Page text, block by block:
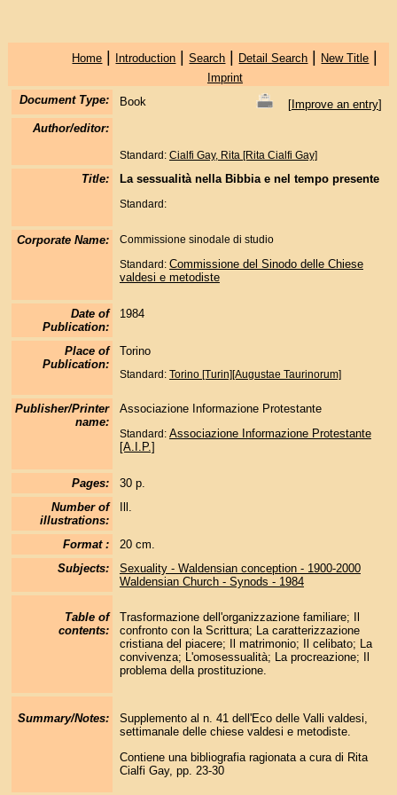
Home | Introduction |Search | Detail Search | New Title |
Imprint
Document Type:
Book [Improve an entry]
Author/editor:
Standard: Cialfi Gay, Rita [Rita Cialfi Gay]
Title: La sessualità nella Bibbia e nel tempo presente
Standard:
Corporate Name: Commissione sinodale di studio
Standard: Commissione del Sinodo delle Chiese
valdesi e metodiste
Date of
Publication:
1984
Place of
Publication:
Torino
Standard: Torino [Turin][Augustae Taurinorum]
Publisher/Printer
name:
Associazione Informazione Protestante
Standard: Associazione Informazione Protestante
[A.I.P.]
Pages:
30 p.
Number of
illustrations:
Ill.
Format :
20 cm.
Subjects:
Sexuality - Waldensian conception - 1900-2000
Waldensian Church - Synods - 1984
Table of
contents:
Trasformazione dell'organizzazione familiare; Il
confronto con la Scrittura; La caratterizzazione
cristiana del piacere; Il matrimonio; Il celibato; La
convivenza; L'omosessualità; La procreazione; Il
problema della prostituzione.
Summary/Notes:
Supplemento al n. 41 dell'Eco delle Valli valdesi,
settimanale delle chiese valdesi e metodiste.
Contiene una bibliografia ragionata a cura di Rita
Cialfi Gay, pp. 23-30